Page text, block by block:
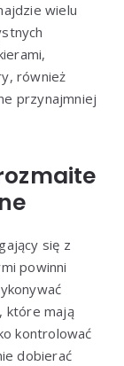
wielu
również
przynajmniej
się z
powinni
które mają
kontrolować
dobierać